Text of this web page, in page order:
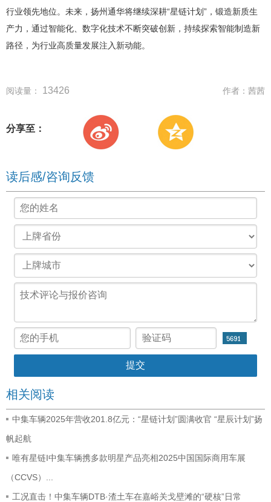
行业领先地位。未来，扬州通华将继续深耕“星链计划”，锻造新质生
产力，通过智能化、数字化技术不断突破创新，持续探索智能制造新
路径，为行业高质量发展注入新动能。
阅读量： 13426 作者： 茜茜
分享至：
读后感/咨询反馈
相关阅读
中集车辆2025年营收201.8亿元：“星链计划”圆满收官 “星辰计划”扬
帆起航
唯有星链I中集车辆携多款明星产品亮相2025中国国际商用车展
（CCVS）...
工况直击！中集车辆DTB·渣土车在嘉峪关戈壁滩的“硬核”日常